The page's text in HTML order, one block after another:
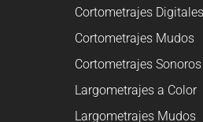
Cortometrajes Digitales
Cortometrajes Mudos
Cortometrajes Sonoros
Largometrajes a Color
Largometrajes Mudos